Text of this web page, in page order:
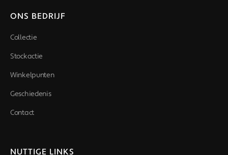
ONS BEDRIJF
Collectie
Stockactie
Winkelpunten
Geschiedenis
Contact
NUTTIGE LINKS